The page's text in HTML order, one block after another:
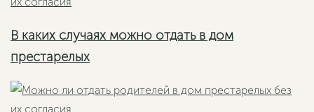
В каких случаях можно отдать в дом
престарелых